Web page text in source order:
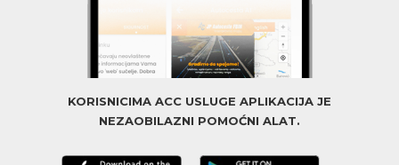
KORISNICIMA ACC USLUGE APLIKACIJA JE
NEZAOBILAZNI POMOĆNI ALAT.